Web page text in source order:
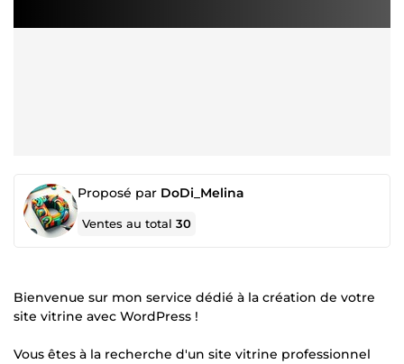
Proposé par DoDi_Melina
Ventes au total30
Bienvenue sur mon service dédié à la création de votre
site vitrine avec WordPress !
Vous êtes à la recherche d'un site vitrine professionnel